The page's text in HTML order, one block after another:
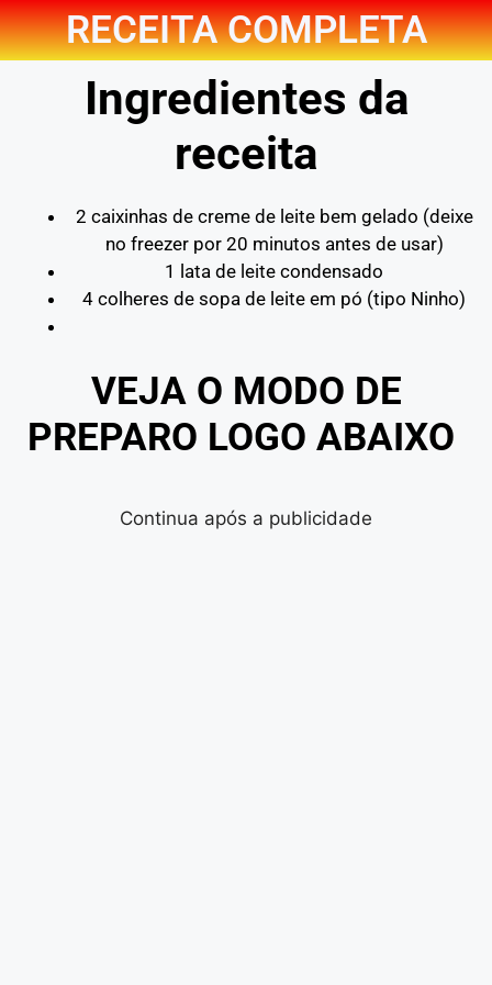
RECEITA COMPLETA
Ingredientes da
receita
2 caixinhas de creme de leite bem gelado (deixe
no freezer por 20 minutos antes de usar)
1 lata de leite condensado
4 colheres de sopa de leite em pó (tipo Ninho)
VEJA O MODO DE
PREPARO LOGO ABAIXO
Continua após a publicidade